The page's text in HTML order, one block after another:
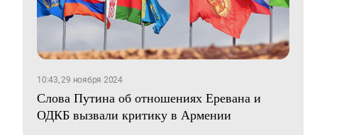
10:43, 29 ноября 2024
Слова Путина об отношениях Еревана и
ОДКБ вызвали критику в Армении